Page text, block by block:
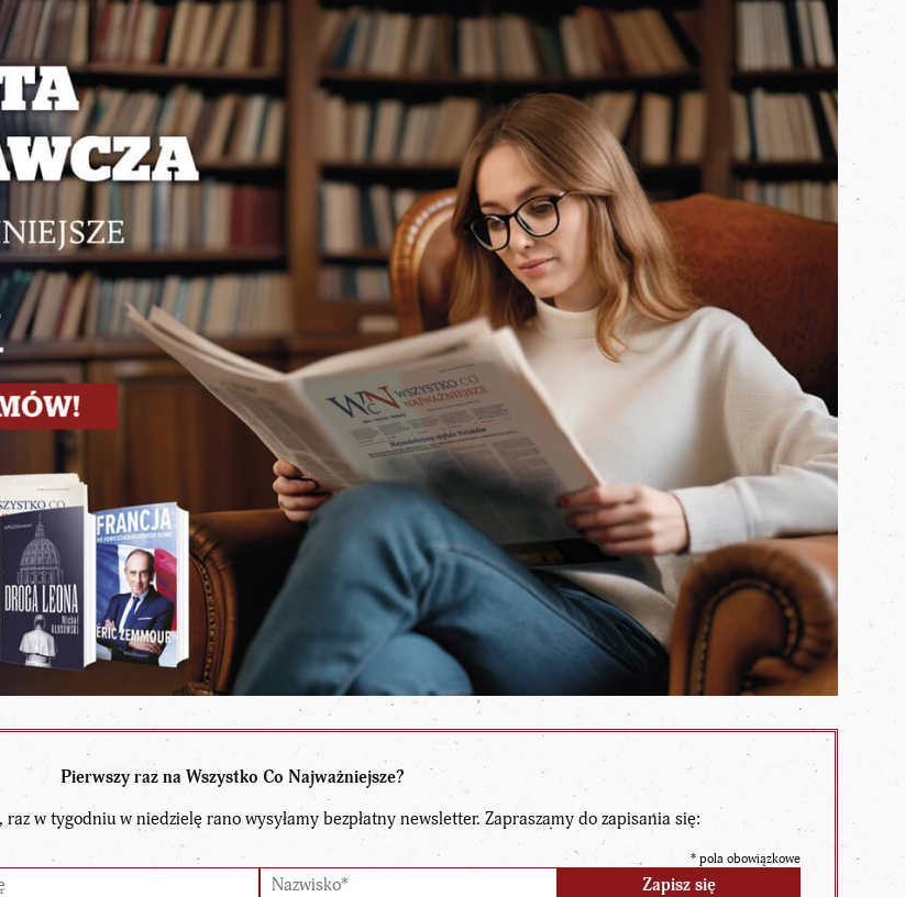
Pierwszy raz na Wszystko Co Najważniejsze?
w tygodniu w niedzielę rano wysyłamy bezpłatny newsletter. Zapraszamy do zapisania się:
*pola obowiązkowe